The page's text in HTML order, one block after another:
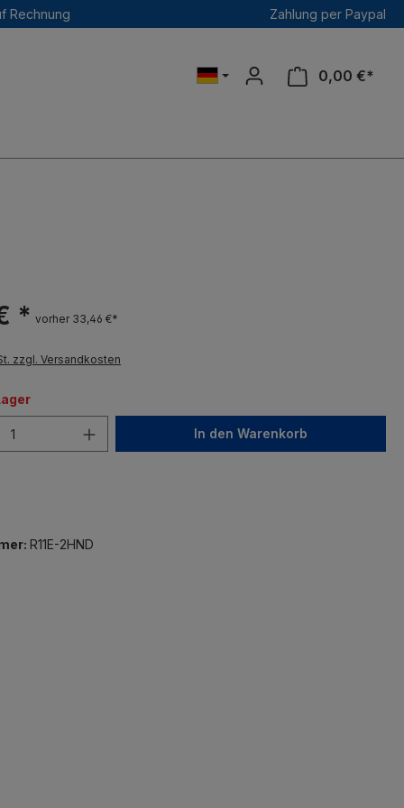
Rechnung Zahlung per Paypal
0,00 €*
* vorher 33,46 €*
zzgl. Versandkosten
In den Warenkorb
R11E-2HND